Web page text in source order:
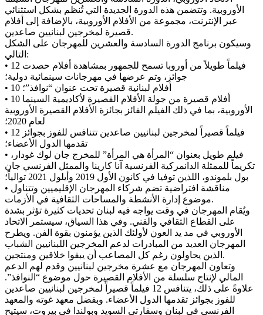
الأوروبية. وتتضمن هذه الدورة الجديدة التي تُنظم بشكل استثنائي
عبر الإنترنت، مجموعة من الأفلام الأوروبية، بالإضافة إلى أفلام
قصيرة لمخرجين لبنانيين صاعدين.
وسيكون برنامج الدورة السادسة والعشرين للمهرجان على الشكل
التالي:
• 12 فيلماً طويلاً من أوروبا تسمح للجمهور بمشاهدة أفلام حصدت
جوائز، وتم عرضها في مهرجانات سينمائية دولية؛
• 10 أفلام لبنانية قصيرة تحت عنوان “نوافذ”؛
• 10 أفلام قصيرة من جولة الأفلام القصيرة لأكاديمية السينما
الأوروبية، بما في ذلك الفيلم الفائز بجائزة الأفلام القصيرة الأوروبية
لعام 2020؛
• 12 فيلماً قصيراً لمخرجين لبنانيين صاعدين تتنافس للفوز بجوائز
تقدمها الدول الأعضاء؛
• فيلم طويل بعنوان “المرأة هي المرأة” للمخرج جان لوك غودار،
تكريماً للممثلة الدانمركية الفرنسية آنا كارينا والممثل الفرنسي جان
بول بلموندو، اللذين توفيا في كانون الأول 2019 وأيلول 2021 توالياً؛
• مناقشة افتراضية تضم شركاء المهرجان الإقليميين وتتناول
موضوع إدارة الأنشطة والمساحات الثقافية في الأزمات.
ويُقام المهرجان في وقت يواجه فيه لبنان تحديات كثيرة تؤثر بشدة
على القطاع الثقافي والفني. وفي هذا السياق، سيستمر الاتحاد
الأوروبي في مد يد العون لأولئك الذين يؤمنون بقوة الفن. ويطرح
المهرجان العديد من المبادرات لدعم المخرجين اللبنانيين الشباب
الذين يحاولون رغم كل المصاعب أن يبقوا خلاقين ومنتجين.
وتعاون المهرجان مع عشرة مخرجين لبنانيين وقدم لهم الدعم
المالي لإنتاج سلسلة من الأفلام القصيرة حول موضوع “النوافذ”.
علاوةً على ذلك، يتنافس 12 فيلماً قصيراً لمخرجين لبنانيين صاعدين
للفوز بجوائز تقدمها الدول الأعضاء. وبفضل معهد غوته والمعهد
الفرنسي في لبنان وسفارتي السويد وبولندا في بيروت، سيتيح